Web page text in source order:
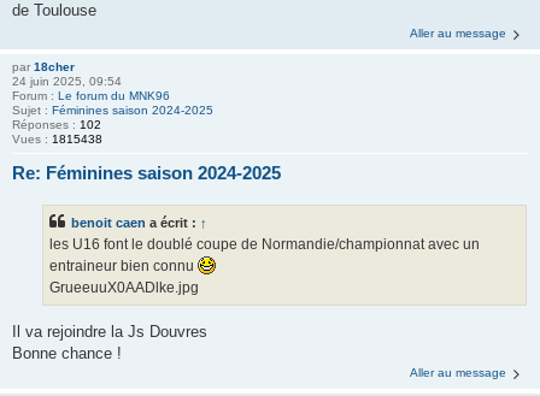
de Toulouse
Aller au message
par 18cher
24 juin 2025, 09:54
Forum : Le forum du MNK96
Sujet : Féminines saison 2024-2025
Réponses : 102
Vues : 1815438
Re: Féminines saison 2024-2025
benoit caen a écrit : ↑
les U16 font le doublé coupe de Normandie/championnat avec un
entraineur bien connu
GrueeuuX0AADlke.jpg
Il va rejoindre la Js Douvres
Bonne chance !
Aller au message